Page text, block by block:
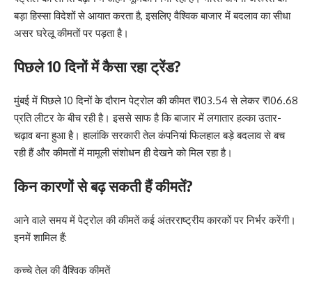
बड़ा हिस्सा विदेशों से आयात करता है, इसलिए वैश्विक बाजार में बदलाव का सीधा
असर घरेलू कीमतों पर पड़ता है।
पिछले 10 दिनों में कैसा रहा ट्रेंड?
मुंबई में पिछले 10 दिनों के दौरान पेट्रोल की कीमत ₹103.54 से लेकर ₹106.68
प्रति लीटर के बीच रही है। इससे साफ है कि बाजार में लगातार हल्का उतार-
चढ़ाव बना हुआ है। हालांकि सरकारी तेल कंपनियां फिलहाल बड़े बदलाव से बच
रही हैं और कीमतों में मामूली संशोधन ही देखने को मिल रहा है।
किन कारणों से बढ़ सकती हैं कीमतें?
आने वाले समय में पेट्रोल की कीमतें कई अंतरराष्ट्रीय कारकों पर निर्भर करेंगी।
इनमें शामिल हैं:
कच्चे तेल की वैश्विक कीमतें